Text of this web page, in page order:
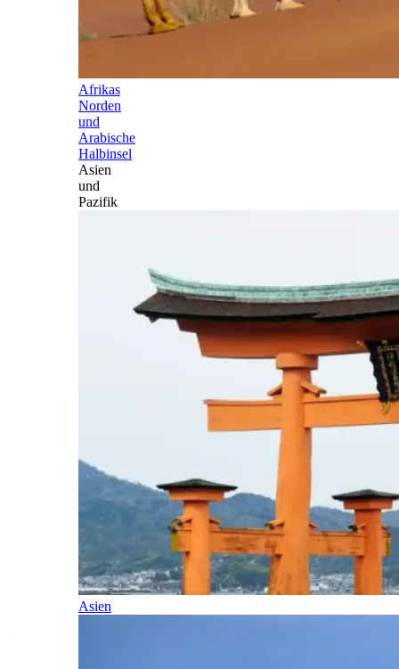
Afrikas
Norden
und
Arabische
Halbinsel
Asien
und
Pazifik
Asien